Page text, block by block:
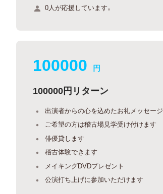
0人が応援しています。
100000 円
100000円リターン
出演者からの心を込めたお礼メッセージ
ご希望の方は稽古場見学受け付けます
俳優貸します
稽古体験できます
メイキングDVDプレゼント
公演打ち上げに参加いただけます